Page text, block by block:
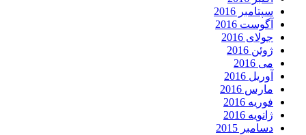
سپتامبر 2016
آگوست 2016
جولای 2016
ژوئن 2016
می 2016
آوریل 2016
مارس 2016
فوریه 2016
ژانویه 2016
دسامبر 2015